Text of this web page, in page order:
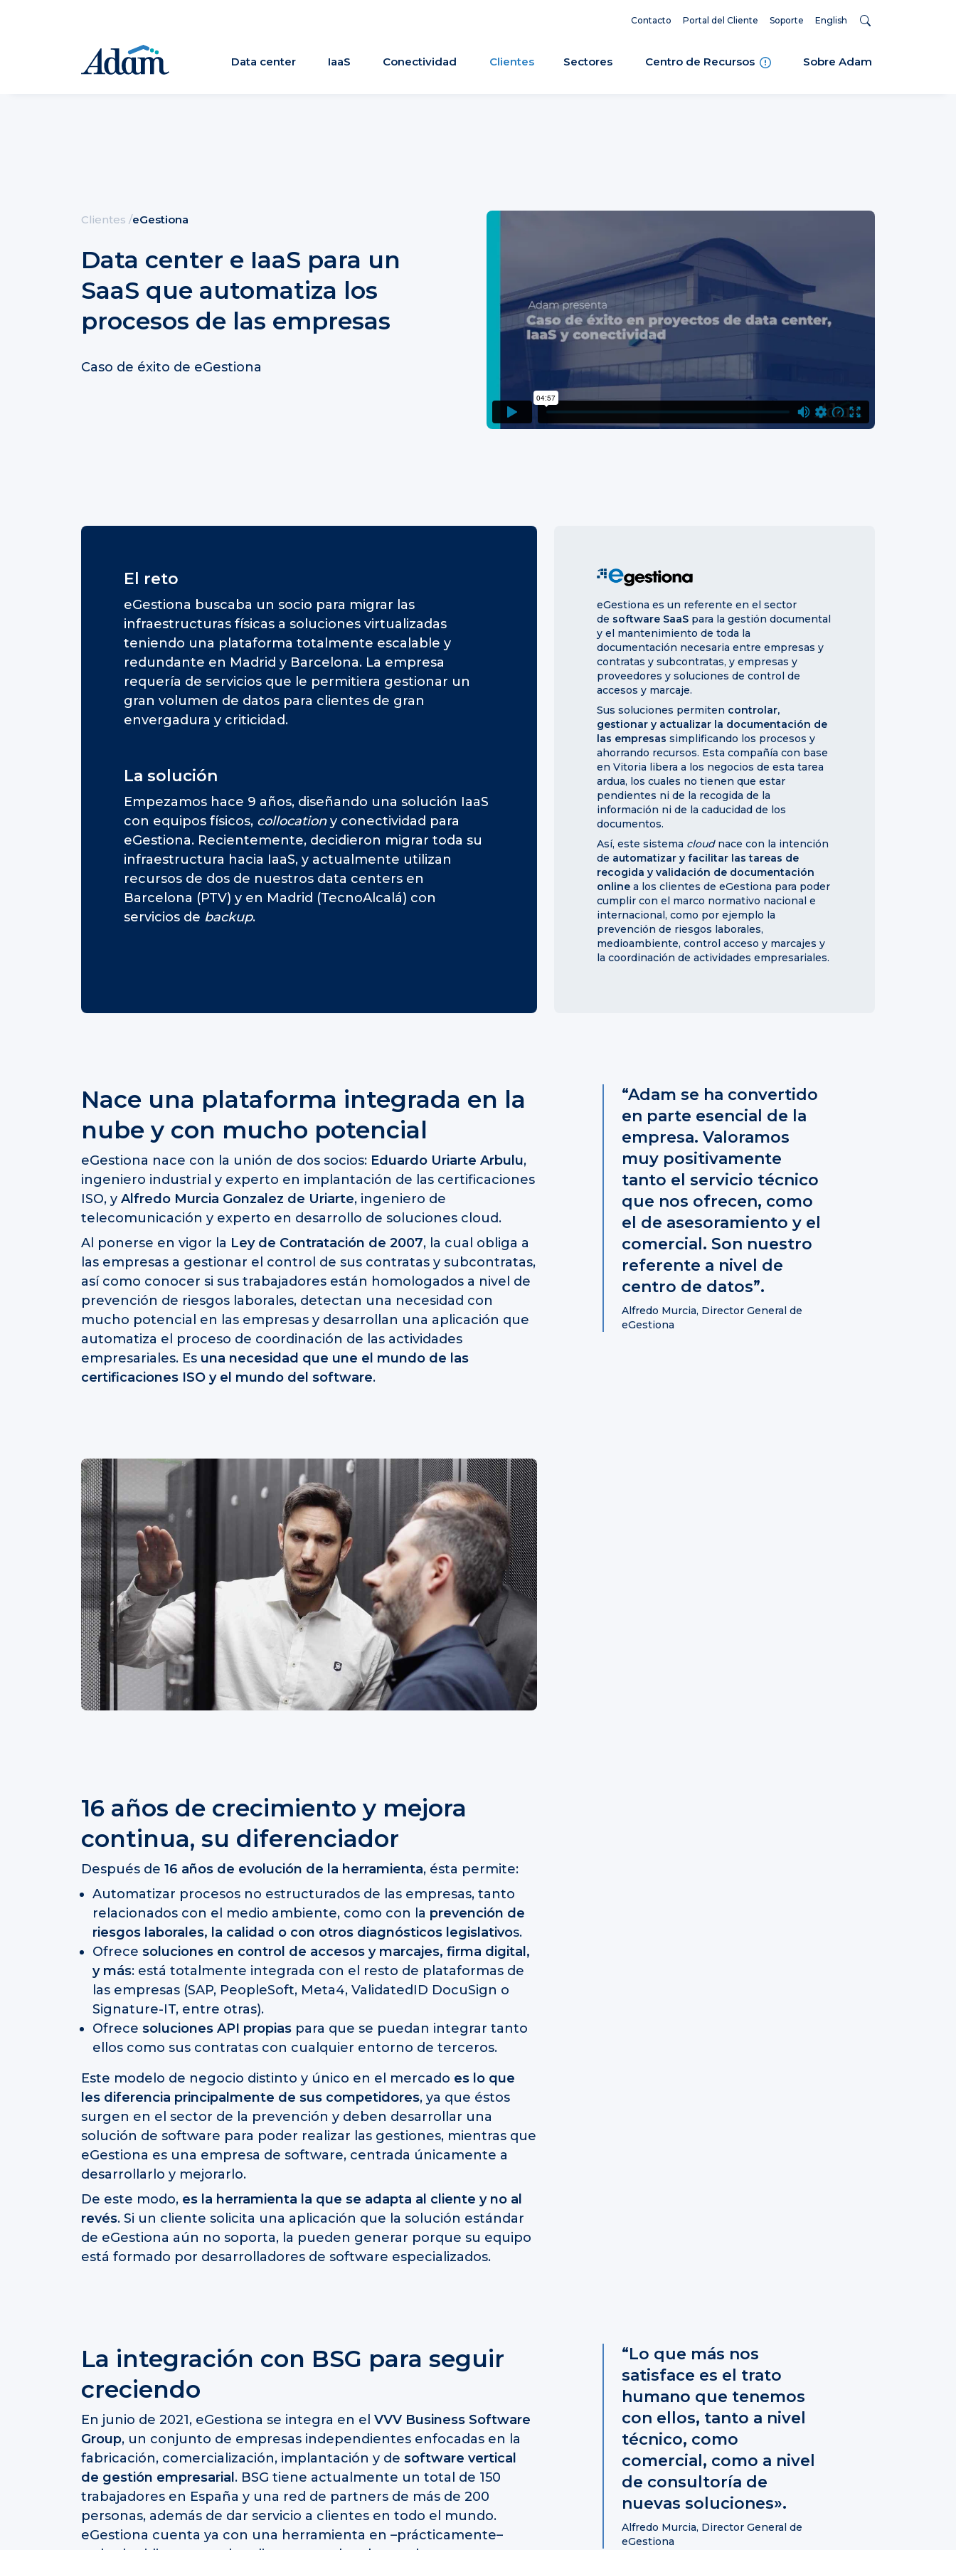
Contacto Portal del Cliente Soporte English
Data center IaaS Conectividad Clientes Sectores Centro de Recursos Sobre Adam
Clientes /eGestiona
Data center e IaaS para un
SaaS que automatiza los
procesos de las empresas
Caso de éxito de eGestiona
El reto
eGestiona buscaba un socio para migrar las
infraestructuras físicas a soluciones virtualizadas
teniendo una plataforma totalmente escalable y
redundante en Madrid y Barcelona. La empresa
requería de servicios que le permitiera gestionar un
gran volumen de datos para clientes de gran
envergadura y criticidad.
La solución
Empezamos hace 9 años, diseñando una solución IaaS
con equipos físicos, collocationy conectividad para
eGestiona. Recientemente, decidieron migrar toda su
infraestructura hacia IaaS, y actualmente utilizan
recursos de dos de nuestros data centers en
Barcelona (PTV) y en Madrid (TecnoAlcalá) con
servicios de backup.
eGestiona es un referente en el sector
de software SaaS para la gestión documental
y el mantenimiento de toda la
documentación necesaria entre empresas y
contratas y subcontratas, y empresas y
proveedores y soluciones de control de
accesos y marcaje.
Sus soluciones permiten controlar,
gestionar y actualizar la documentación de
las empresas simplificando los procesos y
ahorrando recursos. Esta compañía con base
en Vitoria libera a los negocios de esta tarea
ardua, los cuales no tienen que estar
pendientes ni de la recogida de la
información ni de la caducidad de los
documentos.
Así, este sistema cloud nace con la intención
de automatizar y facilitar las tareas de
recogida y validación de documentación
online a los clientes de eGestiona para poder
cumplir con el marco normativo nacional e
internacional, como por ejemplo la
prevención de riesgos laborales,
medioambiente, control acceso y marcajes y
la coordinación de actividades empresariales.
Nace una plataforma integrada en la
nube y con mucho potencial
eGestiona nace con la unión de dos socios: Eduardo Uriarte Arbulu,
ingeniero industrial y experto en implantación de las certificaciones
ISO, y Alfredo Murcia Gonzalez de Uriarte, ingeniero de
telecomunicación y experto en desarrollo de soluciones cloud.
Al ponerse en vigor la Ley de Contratación de 2007, la cual obliga a
las empresas a gestionar el control de sus contratas y subcontratas,
así como conocer si sus trabajadores están homologados a nivel de
prevención de riesgos laborales, detectan una necesidad con
mucho potencial en las empresas y desarrollan una aplicación que
automatiza el proceso de coordinación de las actividades
empresariales. Es una necesidad que une el mundo de las
certificaciones ISO y el mundo del software.
“Adam se ha convertido
en parte esencial de la
empresa. Valoramos
muy positivamente
tanto el servicio técnico
que nos ofrecen, como
el de asesoramiento y el
comercial. Son nuestro
referente a nivel de
centro de datos”.
Alfredo Murcia, Director General de
eGestiona
16 años de crecimiento y mejora
continua, su diferenciador
Después de 16 años de evolución de la herramienta, ésta permite:
Automatizar procesos no estructurados de las empresas, tanto
relacionados con el medio ambiente, como con la prevención de
riesgos laborales, la calidad o con otros diagnósticos legislativos.
Ofrece soluciones en control de accesos y marcajes, firma digital,
y más: está totalmente integrada con el resto de plataformas de
las empresas (SAP, PeopleSoft, Meta4, ValidatedID DocuSign o
Signature-IT, entre otras).
Ofrece soluciones API propias para que se puedan integrar tanto
ellos como sus contratas con cualquier entorno de terceros.
Este modelo de negocio distinto y único en el mercado es lo que
les diferencia principalmente de sus competidores, ya que éstos
surgen en el sector de la prevención y deben desarrollar una
solución de software para poder realizar las gestiones, mientras que
eGestiona es una empresa de software, centrada únicamente a
desarrollarlo y mejorarlo.
De este modo, es la herramienta la que se adapta al cliente y no al
revés. Si un cliente solicita una aplicación que la solución estándar
de eGestiona aún no soporta, la pueden generar porque su equipo
está formado por desarrolladores de software especializados.
La integración con BSG para seguir
creciendo
En junio de 2021, eGestiona se integra en el VVV Business Software
Group, un conjunto de empresas independientes enfocadas en la
fabricación, comercialización, implantación y de software vertical
de gestión empresarial . BSG tiene actualmente un total de 150
trabajadores en España y una red de partners de más de 200
personas, además de dar servicio a clientes en todo el mundo.
eGestiona cuenta ya con una herramienta en –prácticamente–
“Lo que más nos
satisface es el trato
humano que tenemos
con ellos, tanto a nivel
técnico, como
comercial, como a nivel
de consultoría de
nuevas soluciones».
Alfredo Murcia, Director General de
eGestiona